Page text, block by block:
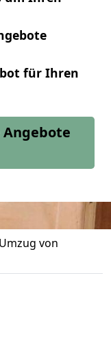
für Ihren
Umzug von